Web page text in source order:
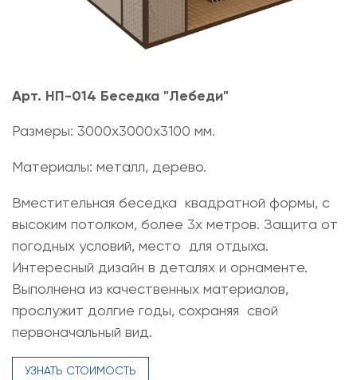
Арт. НП-014 Беседка "Лебеди"
Размеры: 3000х3000х3100 мм.
Материалы: металл, дерево.
Вместительная беседка квадратной формы, с
высоким потолком, более 3х метров. Защита от
погодных условий, место для отдыха.
Интересный дизайн в деталях и орнаменте.
Выполнена из качественных материалов,
прослужит долгие годы, сохраняя свой
первоначальный вид.
УЗНАТЬ СТОИМОСТЬ